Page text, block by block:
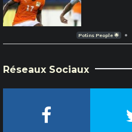
Potins People 🌟
Réseaux Sociaux